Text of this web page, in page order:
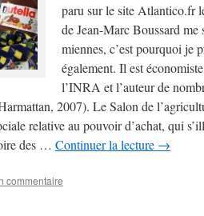
paru sur le site Atlantico.fr
de Jean-Marc Boussard me
miennes, c’est pourquoi je
également. Il est
l’INRA et l’auteur de
2007). Le Salon de
relative au pouvoir d’achat, qui
des … Continuer la lecture →
commentaire